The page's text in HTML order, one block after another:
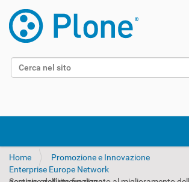
Cerca nel sito
Home
Promozione e Innovazione
Enterprise Europe Network